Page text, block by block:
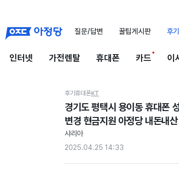
질문/답변 꿀팁게시판 후기
인터넷 가전렌탈 휴대폰 카드 이
후기휴대폰KT
경기도 평택시 용이동 휴대폰
변경 현금지원 아정당 내돈내산
샤리아
2025.04.25 14:33